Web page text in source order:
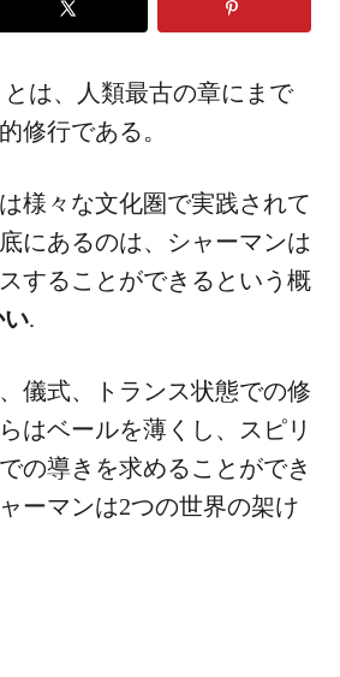
とは、人類最古の章にまで
修行である。
様々な文化圏で実践されて
にあるのは、シャーマンは
することができるという概
い.
儀式、トランス状態での修
はベールを薄くし、スピリ
の導きを求めることができ
ーマンは2つの世界の架け